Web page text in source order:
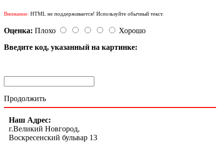
Внимание: HTML не поддерживается! Используйте обычный текст.
Оценка: Плохо
Хорошо
Введите код, указанный на картинке:
Продолжить
Наш Адрес:
г.Великий Новгород,
Воскресенский бульвар 13